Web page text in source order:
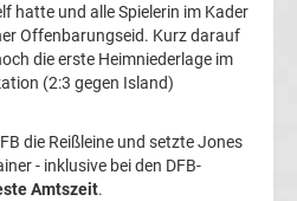
hatte und alle Spielerin im Kader
Offenbarungseid. Kurz darauf
die erste Heimniederlage im
(2:3 gegen Island)
die Reißleine und setzte Jones
- inklusive bei den DFB-
Amtszeit.